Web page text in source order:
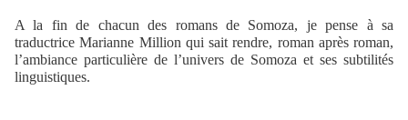
A la fin de chacun des romans de Somoza, je pense à sa
traductrice Marianne Million qui sait rendre, roman après roman,
l’ambiance particulière de l’univers de Somoza et ses subtilités
linguistiques.